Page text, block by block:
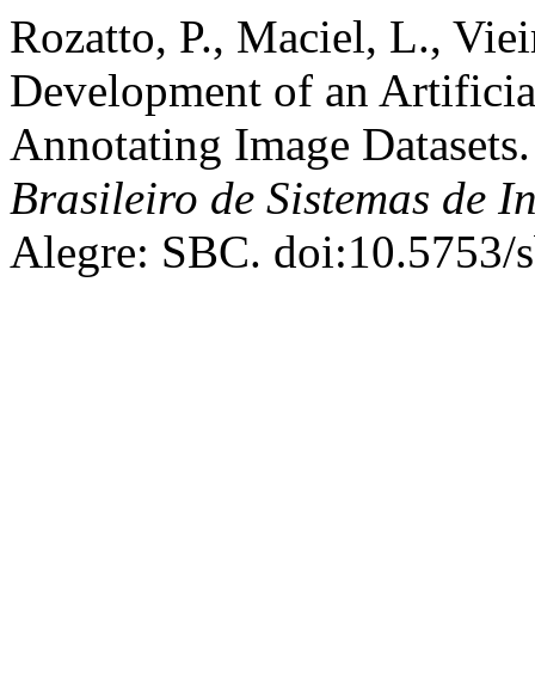
Rozatto, P., Maciel, L.,
Development of an
Annotating Image
Brasileiro de Sistemas de
Alegre: SBC. doi:10.5753/